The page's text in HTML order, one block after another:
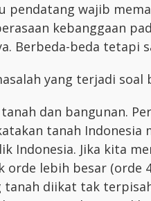
pendatang wajib
kebanggaan
Berbeda-beda tetapi
yang terjadi soal
dan bangunan.
tanah
Indonesia. Jika kita
lebih besar (orde
tanah diikat tak